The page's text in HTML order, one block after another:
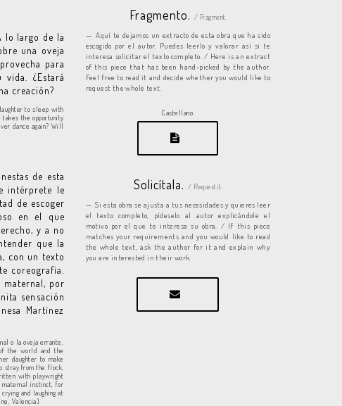
lo largo de la
una oveja
para
¿Estará
creación?
to sleep with
the opportunity
dance again? Will
de esta
intérprete le
de escoger
en el que
y a no
que la
con un texto
coreografía.
maternal, por
sensación
Martínez
o la oveja errante,
the world and the
daughter to make
stray from the flock,
with playwright
maternal instinct, for
and laughing at
Valencia).
Fragmento. / Fragment.
Aquí te dejamos un extracto de esta obra que ha sido
escogido por el autor. Puedes leerlo y valorar así si te
interesa solicitar el texto completo. / Here is an extract
of this piece that has been hand-picked by the author.
Feel free to read it and decide whether you would like to
request the whole text.
Castellano.
Solicítala. / Request it.
Si esta obra se ajusta a tus necesidades y quieres leer
el texto completo, pídeselo al autor explicándole el
motivo por el que te interesa su obra. / If this piece
matches your requirements and you would like to read
the whole text, ask the author for it and explain why
you are interested in their work.